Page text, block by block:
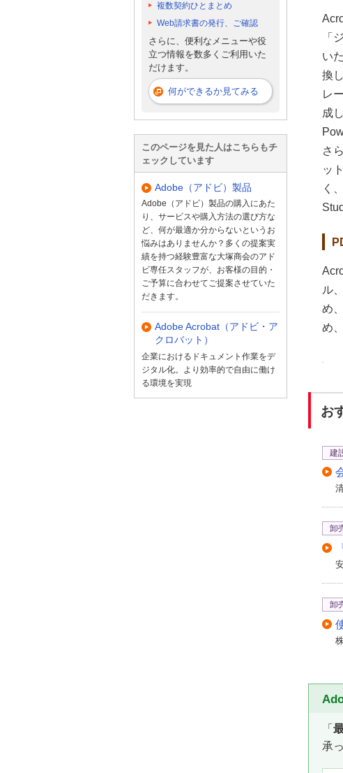
「
い
換
レ
成
さ
ッ
く
ル
め
め
お
建
卸
卸
「
承
複数契約ひとまとめ
Web請求書の発行、ご確認
さらに、便利なメニューや役
立つ情報を数多くご利用いた
だけます。
何ができるか見てみる
このページを見た人はこちらもチ
ェックしています
Adobe（アドビ）製品
Adobe（アドビ）製品の購入にあた
り、サービスや購入方法の選び方な
ど、何が最適か分からないというお
悩みはありませんか？多くの提案実
績を持つ経験豊富な大塚商会のアド
ビ専任スタッフが、お客様の目的・
ご予算に合わせてご提案させていた
だきます。
Adobe Acrobat（アドビ・ア
クロバット）
企業におけるドキュメント作業をデ
ジタル化。より効率的で自由に働け
る環境を実現